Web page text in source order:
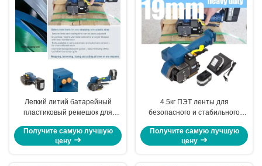
Легкий литий батарейный
пластиковый ремешок для
транспортировки
Получите самую лучшую
цену
4.5кг ПЭТ ленты для
безопасного и стабильного
дюйма
Получите самую лучшую
цену